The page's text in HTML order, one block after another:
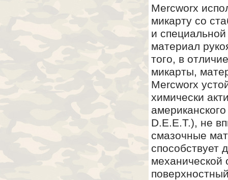
Mercworx
микарту со
и
материал
того, в
микарты,
Mercworx
химически
D.E.E.T.), не
смазочные
способствует
механической